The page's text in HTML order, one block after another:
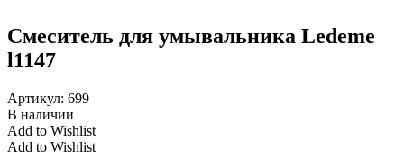
Смеситель для умывальника Ledeme
l1147
Артикул: 699
В наличии
Add to Wishlist
Add to Wishlist